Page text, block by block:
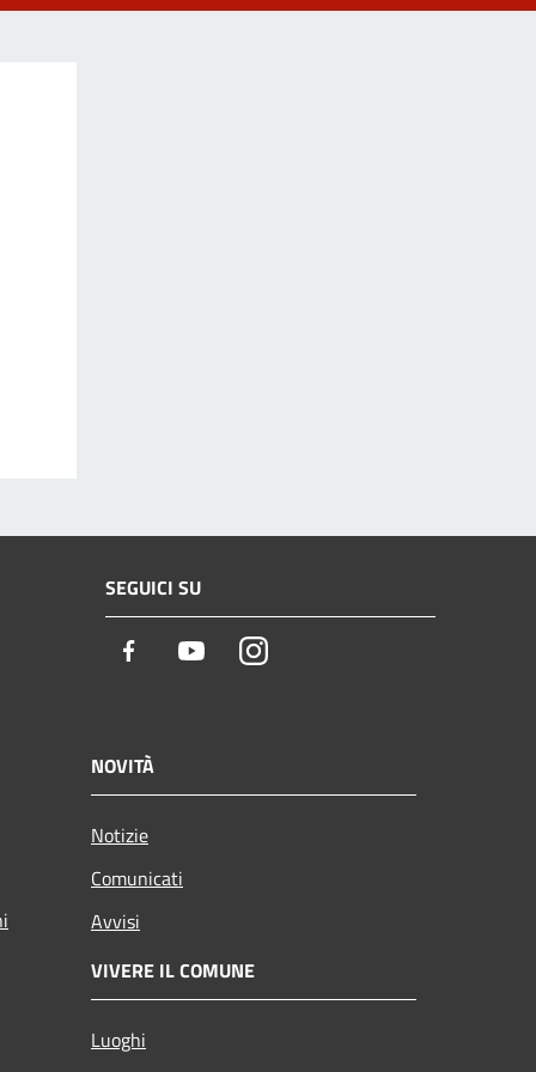
SEGUICI SU
Facebook YoutubeInstagram
NOVITÀ
Notizie
Comunicati
Avvisi
VIVERE IL COMUNE
Luoghi